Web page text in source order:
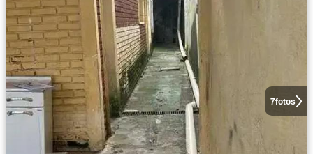
7fotos